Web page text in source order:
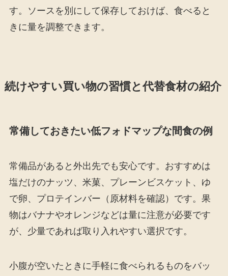
す。ソースを別にして保存しておけば、食べると
きに量を調整できます。
続けやすい買い物の習慣と代替食材の紹介
常備しておきたい低フォドマップな間食の例
常備品があると外出先でも安心です。おすすめは
塩だけのナッツ、米菓、プレーンビスケット、ゆ
で卵、プロテインバー（原材料を確認）です。果
物はバナナやオレンジなどは量に注意が必要です
が、少量であれば取り入れやすい選択です。
小腹が空いたときに手軽に食べられるものをバッ